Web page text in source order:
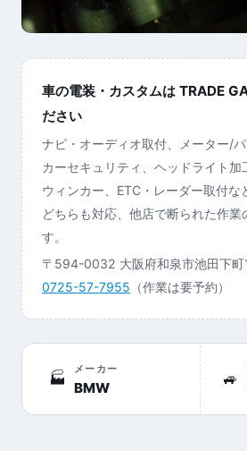
車の電装・カスタムは TRADE
ださい
ナビ・オーディオ取付、メーター/パ
カーセキュリティ、ヘッドライト加
ウィンカー、ETC・レーダー取付な
どちらも対応、他店で断られた作業
す。
〒594-0032 大阪府和泉市池田下
0725-57-7955 （作業は要予約）
🏭
メーカー
BMW
🚙